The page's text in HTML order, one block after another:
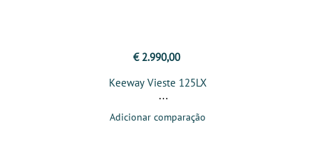
€ 2.990,00
Keeway Vieste 125LX
Adicionar comparação